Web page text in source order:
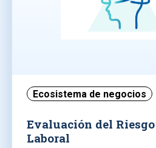
Ecosistema de negocios
Evaluación del
Laboral